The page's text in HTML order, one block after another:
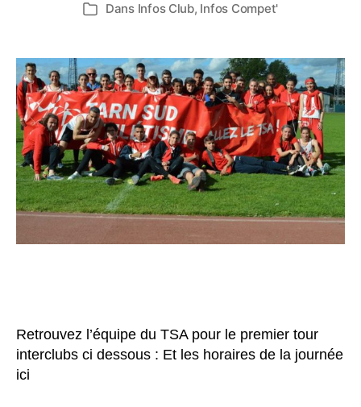
l’article
Catégories
Dans Infos Club, Infos Compet'
Retrouvez l’équipe du TSA pour le premier tour
interclubs ci dessous : Et les horaires de la journée
ici